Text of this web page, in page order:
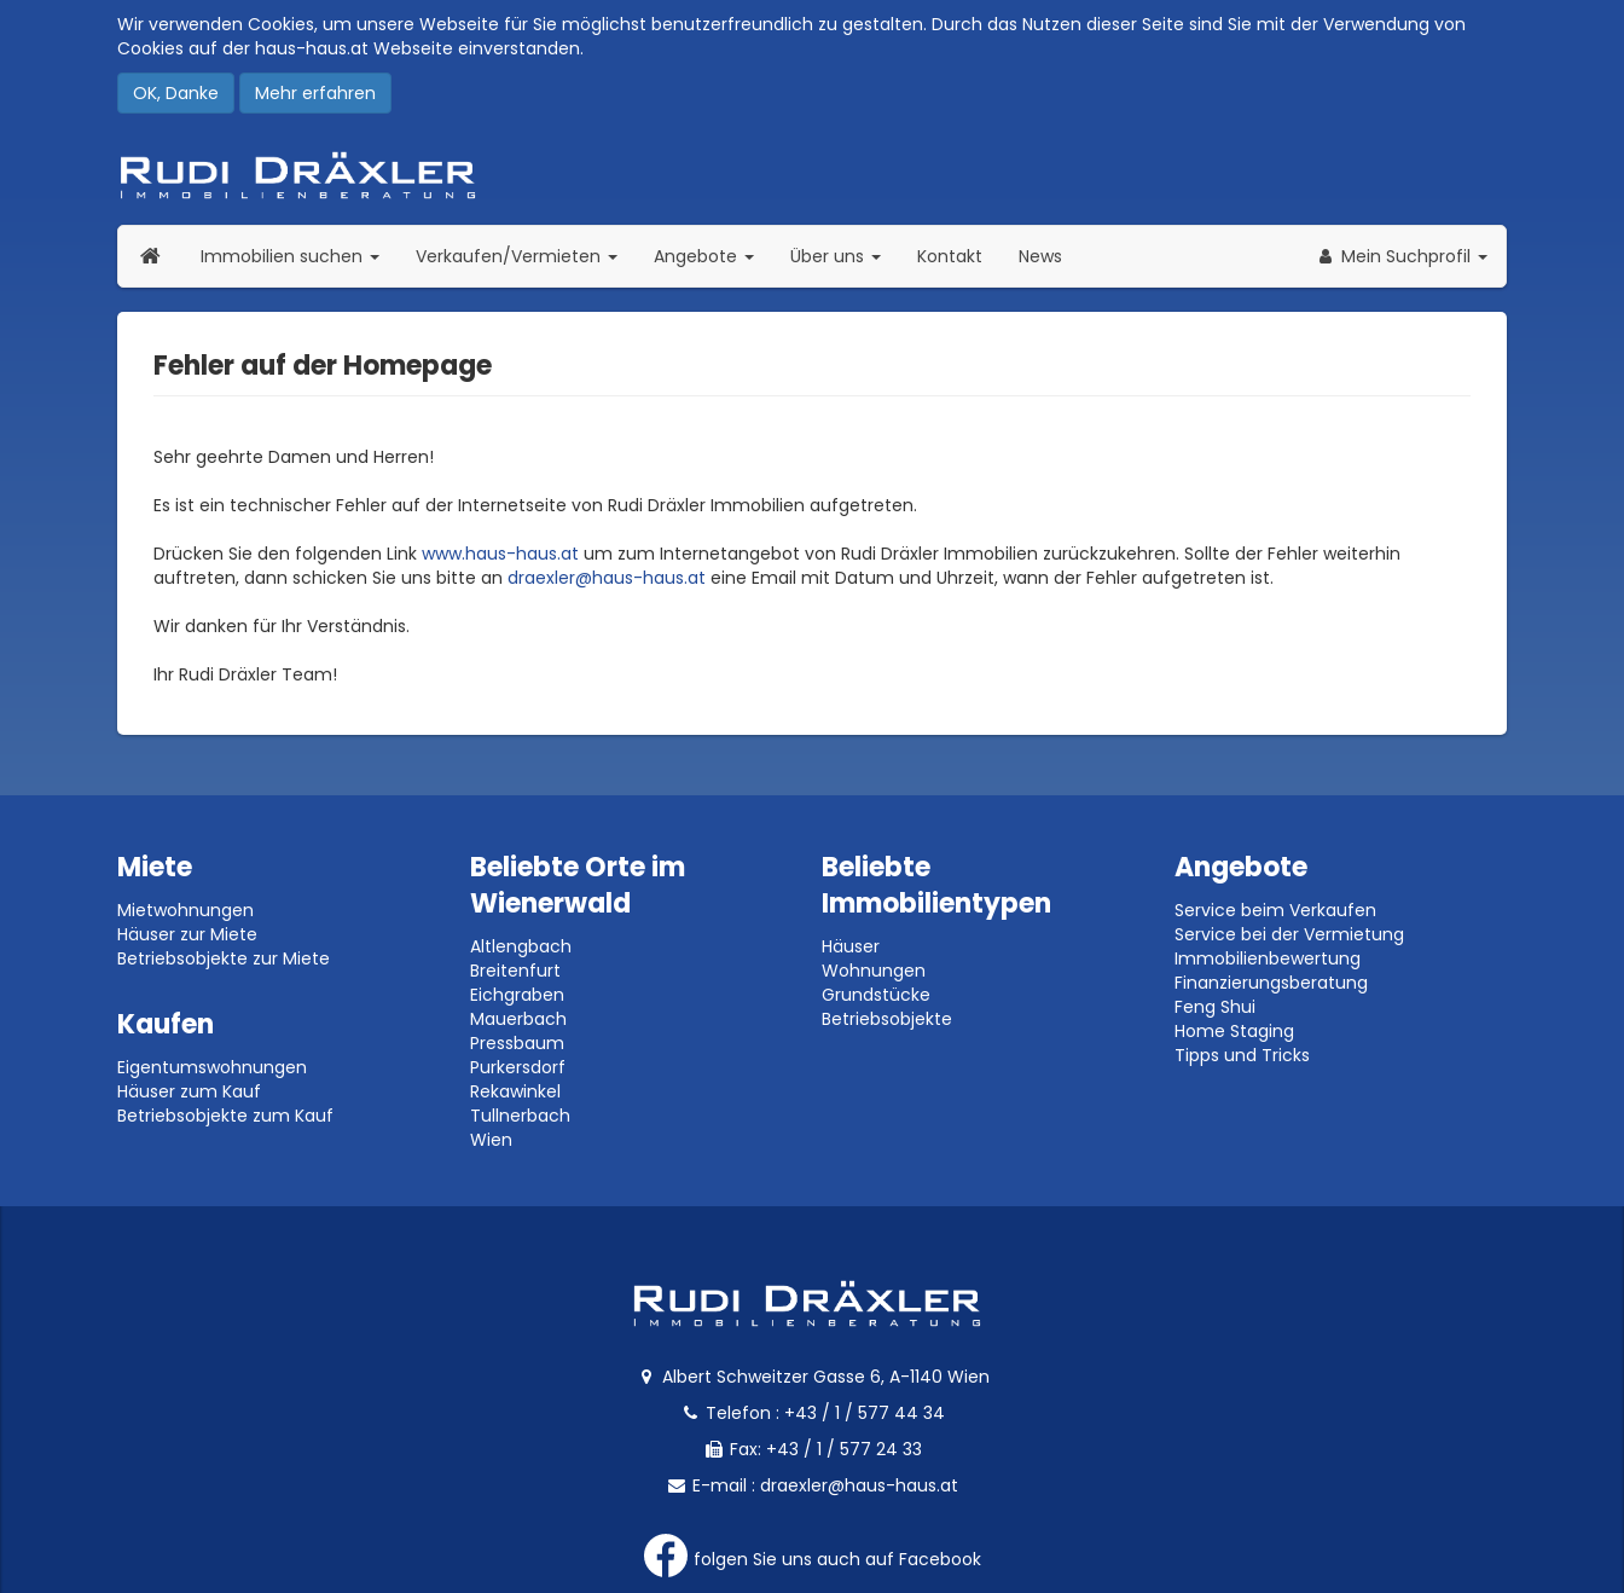
Wir verwenden Cookies, um unsere Webseite für Sie möglichst benutzerfreundlich zu gestalten. Durch das Nutzen dieser Seite sind Sie mit der Verwendung von
Cookies auf der haus-haus.at Webseite einverstanden.
OK, Danke
Mehr erfahren
Immobilien suchen (current)Verkaufen/Vermieten (current)Angebote Über uns (current)Kontakt News Mein Suchprofil
Fehler auf der Homepage
Sehr geehrte Damen und Herren!
Es ist ein technischer Fehler auf der Internetseite von Rudi Dräxler Immobilien aufgetreten.
Drücken Sie den folgenden Link www.haus-haus.at um zum Internetangebot von Rudi Dräxler Immobilien zurückzukehren. Sollte der Fehler weiterhin
auftreten, dann schicken Sie uns bitte an draexler@haus-haus.at eine Email mit Datum und Uhrzeit, wann der Fehler aufgetreten ist.
Wir danken für Ihr Verständnis.
Ihr Rudi Dräxler Team!
Miete
Mietwohnungen
Häuser zur Miete
Betriebsobjekte zur Miete
Kaufen
Eigentumswohnungen
Häuser zum Kauf
Betriebsobjekte zum Kauf
Beliebte Orte im
Wienerwald
Altlengbach
Breitenfurt
Eichgraben
Mauerbach
Pressbaum
Purkersdorf
Rekawinkel
Tullnerbach
Wien
Beliebte
Immobilientypen
Häuser
Wohnungen
Grundstücke
Betriebsobjekte
Angebote
Service beim Verkaufen
Service bei der Vermietung
Immobilienbewertung
Finanzierungsberatung
Feng Shui
Home Staging
Tipps und Tricks
Albert Schweitzer Gasse 6, A-1140 Wien
Telefon : +43 / 1 / 577 44 34
Fax: +43 / 1 / 577 24 33
E-mail : draexler@haus-haus.at
folgen Sie uns auch auf Facebook